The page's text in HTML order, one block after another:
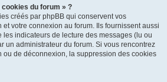
du forum » ?
créés par phpBB qui conservent vos
et votre connexion au forum. Ils fournissent aussi
indicateurs de lecture des messages (lu ou
un administrateur du forum. Si vous rencontrez
ou de déconnexion, la suppression des cookies